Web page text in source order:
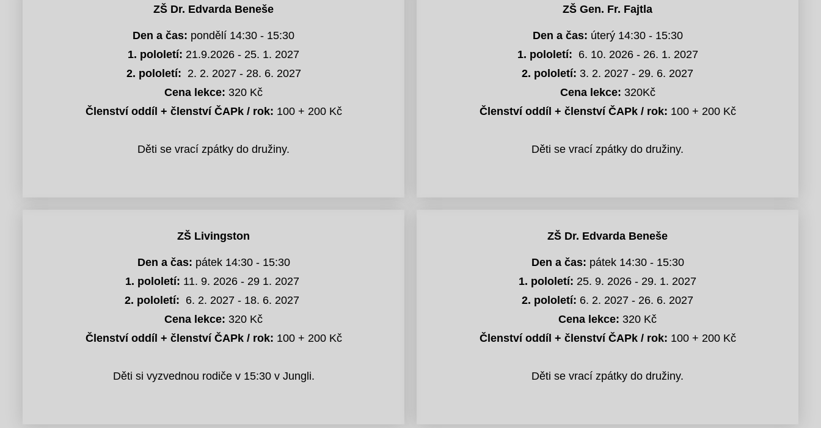
ZŠ Dr. Edvarda Beneše
Den a čas: pondělí 14:30 - 15:30
1. pololetí: 21.9.2026 - 25. 1. 2027
2. pololetí: 2. 2. 2027 - 28. 6. 2027
Cena lekce: 320 Kč
Členství oddíl + členství ČAPk / rok: 100 + 200 Kč
Děti se vrací zpátky do družiny.
ZŠ Gen. Fr. Fajtla
Den a čas: úterý 14:30 - 15:30
1. pololetí: 6. 10. 2026 - 26. 1. 2027
2. pololetí: 3. 2. 2027 - 29. 6. 2027
Cena lekce: 320Kč
Členství oddíl + členství ČAPk / rok: 100 + 200 Kč
Děti se vrací zpátky do družiny.
ZŠ Livingston
Den a čas: pátek 14:30 - 15:30
1. pololetí: 11. 9. 2026 - 29 1. 2027
2. pololetí: 6. 2. 2027 - 18. 6. 2027
Cena lekce: 320 Kč
Členství oddíl + členství ČAPk / rok: 100 + 200 Kč
Děti si vyzvednou rodiče v 15:30 v Jungli.
ZŠ Dr. Edvarda Beneše
Den a čas: pátek 14:30 - 15:30
1. pololetí: 25. 9. 2026 - 29. 1. 2027
2. pololetí: 6. 2. 2027 - 26. 6. 2027
Cena lekce: 320 Kč
Členství oddíl + členství ČAPk / rok: 100 + 200 Kč
Děti se vrací zpátky do družiny.